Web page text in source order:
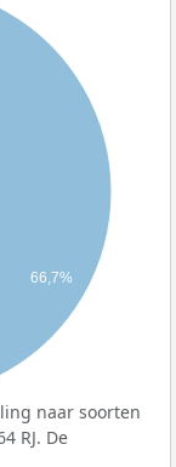
66,7%
naar soorten
RJ. De